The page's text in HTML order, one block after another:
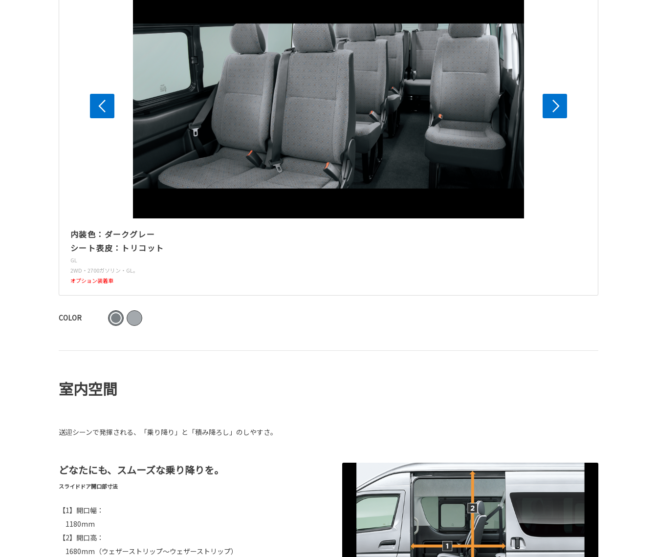
内装色：ダークグレー
シート表皮：トリコット
GL
2WD・2700ガソリン・GL。
オプション装着車
COLOR
室内空間
送迎シーンで発揮される、「乗り降り」と「積み降ろし」のしやすさ。
どなたにも、スムーズな乗り降りを。
スライドドア開口部寸法
【1】開口幅：
1180mm
【2】開口高：
1680mm（ウェザーストリップ～ウェザーストリップ）